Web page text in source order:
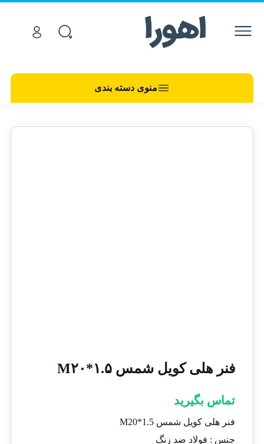
منوی دسته بندی
فنر هلی کویل شمس M۲۰*۱.۵
تماس بگیرید
فنر هلی کویل شمس M20*1.5
جنس : فولاد ضد زنگ